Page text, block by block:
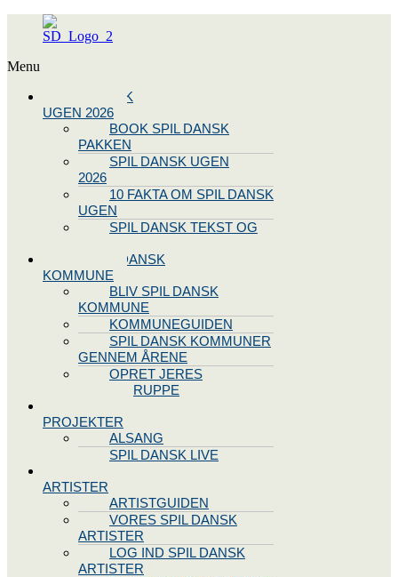
Menu
SPIL DANSK
UGEN 2026
BOOK SPIL DANSK
PAKKEN
SPIL DANSK UGEN
2026
10 FAKTA OM SPIL DANSK
UGEN
SPIL DANSK TEKST OG
BLIV SPIL DANSK
KOMMUNE
BLIV SPIL DANSK
KOMMUNE
KOMMUNEGUIDEN
SPIL DANSK KOMMUNER
GENNEM ÅRENE
OPRET JERES
STYREGRUPPE
PROJEKTER
ALSANG
SPIL DANSK LIVE
ARTISTER
ARTISTGUIDEN
VORES SPIL DANSK
ARTISTER
LOG IND SPIL DANSK
ARTISTER